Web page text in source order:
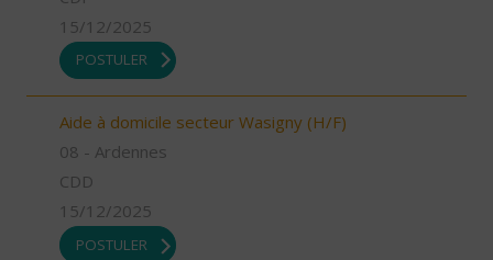
15/12/2025
POSTULER
Aide à domicile secteur Wasigny (H/F)
08 - Ardennes
CDD
15/12/2025
POSTULER